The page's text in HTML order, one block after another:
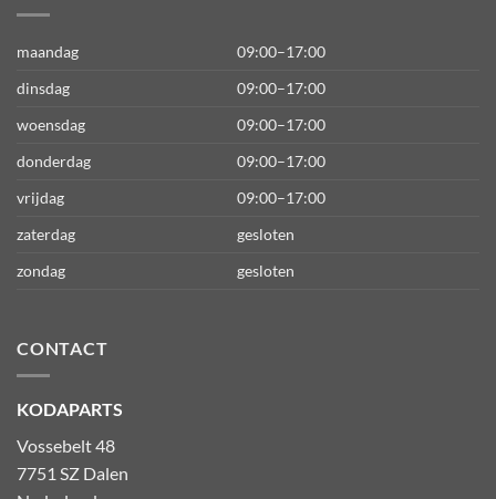
maandag
09:00–17:00
dinsdag
09:00–17:00
woensdag
09:00–17:00
donderdag
09:00–17:00
vrijdag
09:00–17:00
zaterdag
gesloten
zondag
gesloten
CONTACT
KODAPARTS
Vossebelt 48
7751 SZ Dalen